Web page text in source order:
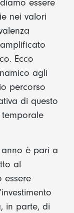
essere
nei valori
Ecco
agli
percorso
di questo
è pari a
al
essere
in parte, di